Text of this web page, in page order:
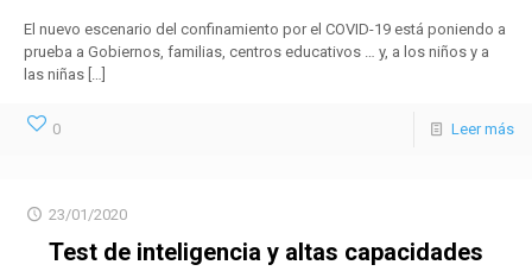
El nuevo escenario del confinamiento por el COVID-19 está poniendo a
prueba a Gobiernos, familias, centros educativos … y, a los niños y a
las niñas […]
0 Leer más
23/01/2020
Test de inteligencia y altas capacidades